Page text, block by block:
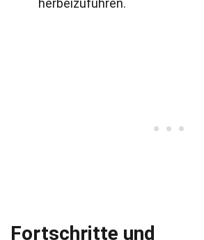
herbeizuführen.
Fortschritte und